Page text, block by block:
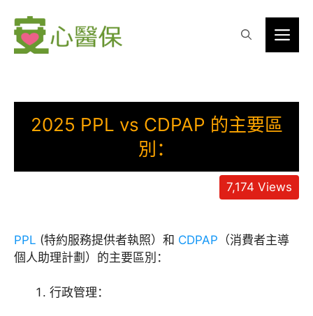
content
2025 PPL vs CDPAP 的主要區
別：
7,174 Views
PPL (特約服務提供者執照）和 CDPAP （消費者主導
個人助理計劃）的主要區別：
行政管理：